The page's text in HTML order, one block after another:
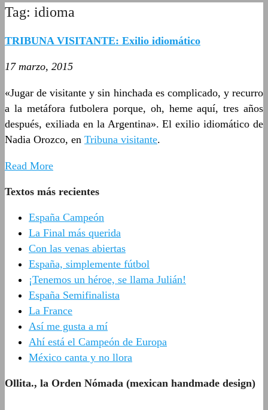
Tag: idioma
TRIBUNA VISITANTE: Exilio idiomático
17 marzo, 2015
«Jugar de visitante y sin hinchada es complicado, y recurro
a la metáfora futbolera porque, oh, heme aquí, tres años
después, exiliada en la Argentina». El exilio idiomático de
Nadia Orozco, en Tribuna visitante.
Read More
Textos más recientes
España Campeón
La Final más querida
Con las venas abiertas
España, simplemente fútbol
¡Tenemos un héroe, se llama Julián!
España Semifinalista
La France
Así me gusta a mí
Ahí está el Campeón de Europa
México canta y no llora
Ollita., la Orden Nómada (mexican handmade design)